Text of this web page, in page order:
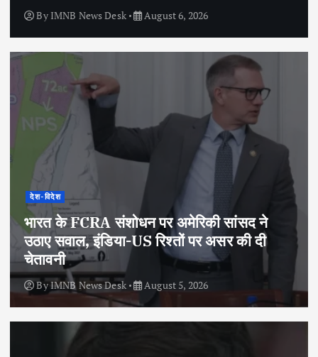
By IMNB News Desk August 6, 2026
देश-विदेश
भारत के FCRA संशोधन पर अमेरिकी सांसद ने
उठाए सवाल, इंडिया-US रिश्तों पर असर की दी
चेतावनी
ByIMNB News Desk August 5, 2026